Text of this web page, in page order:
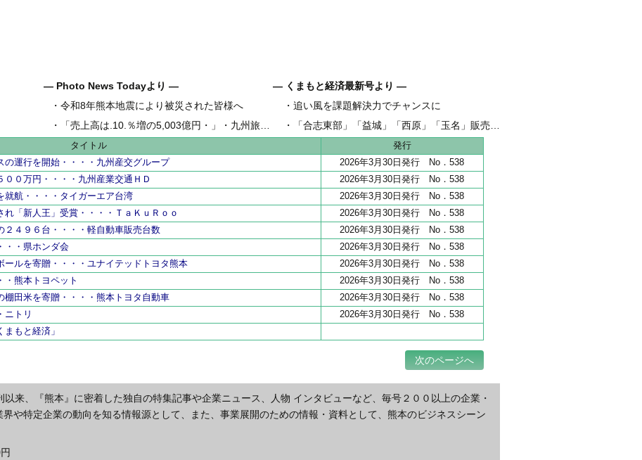
― Photo News Todayより ―
・令和8年熊本地震により被災された皆様へ
・
「売上高は.10.％増の5,003億円・」・九州旅客鉄道の古宮洋二社長
― くまもと経済最新号より ―
・追い風を課題解決力でチャンスに
県内地域金融 伴走支援強化し、新たな資金需要を開拓
・
「合志東部」「益城」「西原」「玉名」販売好調
県内工業団地 全206haうち65haが分譲開始
タイトル
発行
の運行を開始・・・・九州産交グループ
2026年3月30日発行 No．538
０万円・・・・九州産業交通ＨＤ
2026年3月30日発行 No．538
就航・・・・タイガーエア台湾
2026年3月30日発行 No．538
「新人王」受賞・・・・ＴａＫｕＲｏｏ
2026年3月30日発行 No．538
２４９６台・・・・軽自動車販売台数
2026年3月30日発行 No．538
・・県ホンダ会
2026年3月30日発行 No．538
ールを寄贈・・・・ユナイテッドトヨタ熊本
2026年3月30日発行 No．538
・熊本トヨペット
2026年3月30日発行 No．538
棚田米を寄贈・・・・熊本トヨタ自動車
2026年3月30日発行 No．538
ニトリ
2026年3月30日発行 No．538
もと経済」
次のページへ
以来、『熊本』に密着した独自の特集記事や企業ニュース、人物 インタビューなど、毎号２００以上の企業・
や特定企業の動向を知る情報源として、また、事業展開のための情報・資料として、熊本のビジネスシーン